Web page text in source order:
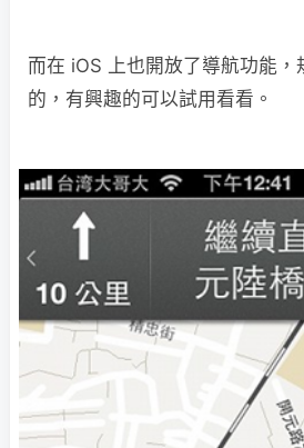
而在 iOS 上也開放了導航功能，
的，有興趣的可以試用看看。